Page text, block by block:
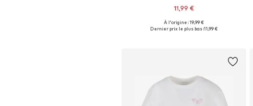
11,99 €
Tailles disponibles: XS, S, L, XL
À l'origine : 19,99 €
Dernier prix le plus bas :11,99 €